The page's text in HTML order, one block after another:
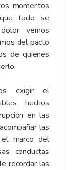
momentos
todo se
vemos
del pacto
de quienes
exigir el
hechos
en las
las
marco del
conductas
recordar las